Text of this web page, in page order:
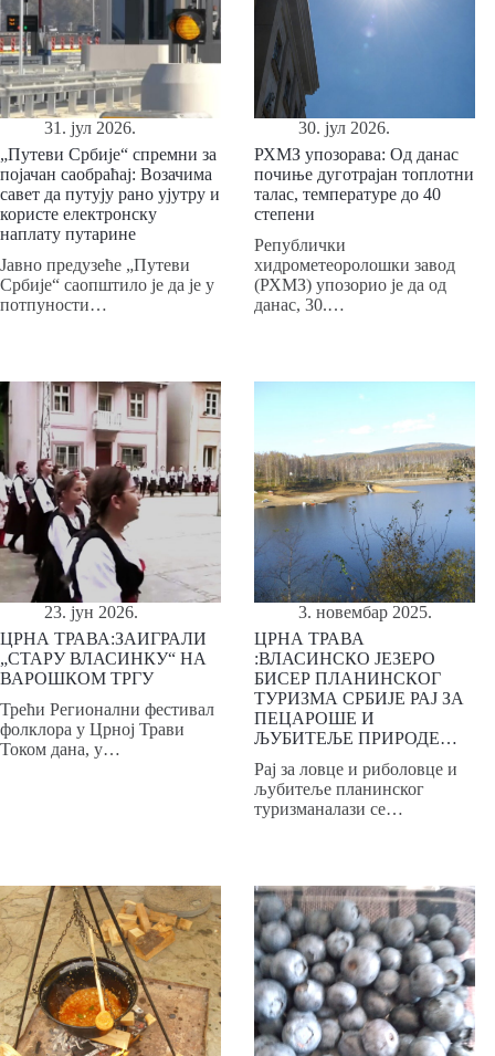
31. јул 2026.
„Путеви Србије“ спремни за
појачан саобраћај: Возачима
савет да путују рано ујутру и
користе електронску
наплату путарине
Јавно предузеће „Путеви
Србије“ саопштило је да је у
потпуности…
30. јул 2026.
РХМЗ упозорава: Од данас
почиње дуготрајан топлотни
талас, температуре до 40
степени
Републички
хидрометеоролошки завод
(РХМЗ) упозорио је да од
данас, 30.…
23. јун 2026.
ЦРНА ТРАВА:ЗАИГРАЛИ
„СТАРУ ВЛАСИНКУ“ НА
ВАРОШКОМ ТРГУ
Трећи Регионални фестивал
фолклора у Црној Трави
Током дана, у…
3. новембар 2025.
ЦРНА ТРАВА
:ВЛАСИНСКО ЈЕЗЕРО
БИСЕР ПЛАНИНСКОГ
ТУРИЗМА СРБИЈЕ РАЈ ЗА
ПЕЦАРОШЕ И
ЉУБИТЕЉЕ ПРИРОДЕ…
Рај за ловце и риболовце и
љубитеље планинског
туризманалази се…